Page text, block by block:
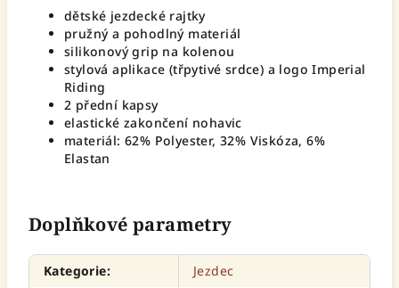
dětské jezdecké rajtky
pružný a pohodlný materiál
silikonový grip na kolenou
stylová aplikace (třpytivé srdce) a logo Imperial
Riding
2 přední kapsy
elastické zakončení nohavic
materiál: 62% Polyester, 32% Viskóza, 6%
Elastan
Doplňkové parametry
Kategorie:
Jezdec